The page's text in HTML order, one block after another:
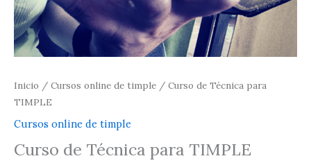
Inicio / Cursos online de timple / Curso de Técnica para
TIMPLE
Cursos online de timple
Curso de Técnica para TIMPLE